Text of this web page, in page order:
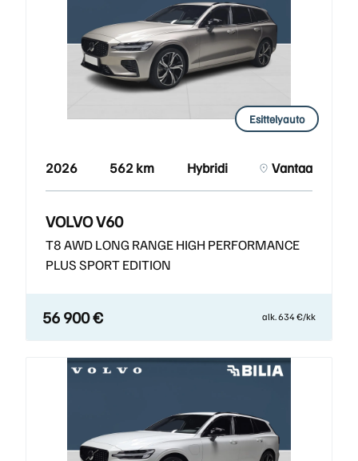
Esittelyauto
2026 562 km Hybridi Vantaa
VOLVO V60
T8 AWD LONG RANGE HIGH PERFORMANCE
PLUS SPORT EDITION
56 900 € alk. 634 €/kk